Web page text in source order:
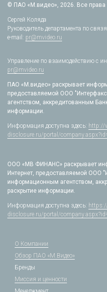
© ПАО «М.видео», 2026. Все
Сергей Коляда
Руководитель департамента по
e-mail: pr@mvideo.ru
Управление по взаимодействию с
pr@mvideo.ru
ПАО «М.видео» раскрывает
предоставляемой ООО
агентством, аккредитованным
информации.
Информация доступна здесь: http://
disclosure.ru/portal/
ООО «МВ ФИНАНС» раскрывает
Интернет, предоставляемой ООО
информационным агентством,
раскрытие информации.
Информация доступна здесь:
disclosure.ru/portal/
О Компании
Обзор ПАО «М.Видео»
Бренды
Миссия и ценности